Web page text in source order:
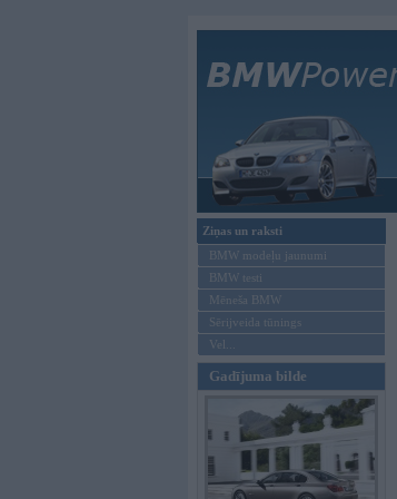
Ziņas un raksti
BMW modeļu jaunumi
BMW testi
Mēneša BMW
Sērijveida tūnings
Vel...
Gadījuma bilde